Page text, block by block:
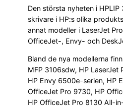
Den största nyheten i
skrivare i HP:s olika
annat modeller i LaserJet
OfficeJet-, Envy- och
Bland de nya modellerna
MFP 3106sdw, HP LaserJet
HP Envy 6500e-serien, HP
OfficeJet Pro 9730, HP
HP OfficeJet Pro 8130 All-